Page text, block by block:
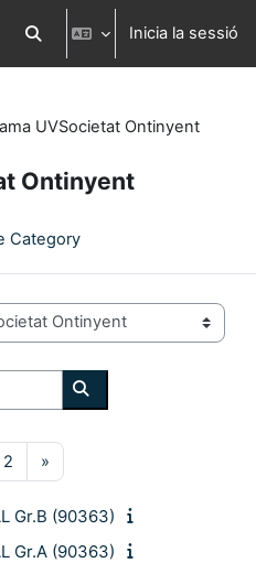
Commuta l'entrada de la cerca
Inicia la sessió
UVSocietat Ontinyent
Ontinyent
Category
Cerca cursos
1
2 Pàgina 2
»
Gr.B (90363)
Gr.A (90363)